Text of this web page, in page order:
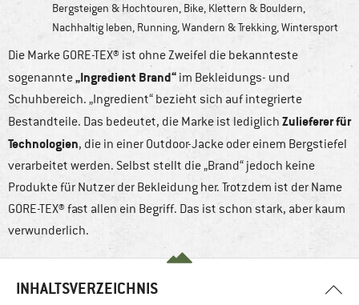
Bergsteigen & Hochtouren, Bike, Klettern & Bouldern,
Nachhaltig leben, Running,Wandern & Trekking,Wintersport
Die Marke GORE-TEX® ist ohne Zweifel die bekannteste
sogenannte„Ingredient Brand“ im Bekleidungs- und
Schuhbereich. „Ingredient“ bezieht sich auf integrierte
Bestandteile. Das bedeutet, die Marke ist lediglich Zulieferer für
Technologien, die in einer Outdoor-Jacke oder einem Bergstiefel
verarbeitet werden. Selbst stellt die „Brand“ jedoch keine
Produkte für Nutzer der Bekleidung her. Trotzdem ist der Name
GORE-TEX® fast allen ein Begriff. Das ist schon stark, aber kaum
verwunderlich.
INHALTSVERZEICHNIS